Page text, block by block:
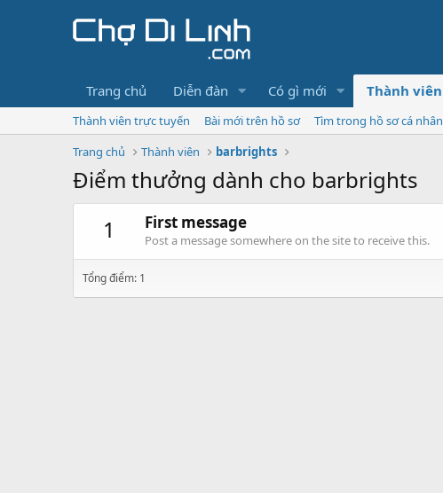
Trang chủ Diễn đàn Có gì mới Thành viên
Thành viên trực tuyến Bài mới trên hồ sơ
Tìm trong hồ sơ cá nhân
Trang chủ
Thành viên barbrights
Điểm thưởng dành cho barbrights
1
First message
Post a message somewhere on the site to receive this.
Tổng điểm: 1